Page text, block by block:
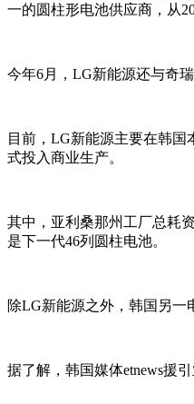
一的圆柱形电池供应商，从
今年6月，LG新能源还与奇
目前，LG新能源主要在韩国
式投入商业生产。
其中，亚利桑那州工厂总耗
是下一代46列圆柱电池。
除LG新能源之外，韩国另一
据了解，韩国媒体etnews援